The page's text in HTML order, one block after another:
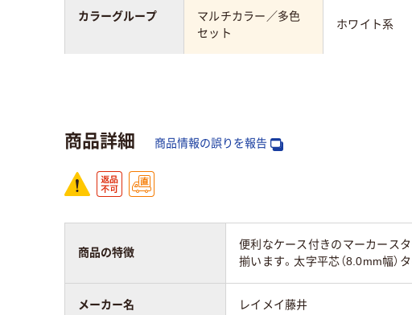
マルチカラー／多色
セット
ホワイト系
カラーグループ
商品詳細 商品情報の誤りを報告
商品の特徴
便利なケース付きのマーカースタ
揃います。太字平芯（8.0mm幅）タ
メーカー名 レイメイ藤井